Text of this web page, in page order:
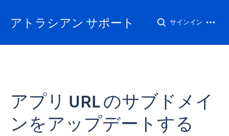
アトラシアン サポート サインイン
アプリ URL のサブドメイ
ンをアップデートする